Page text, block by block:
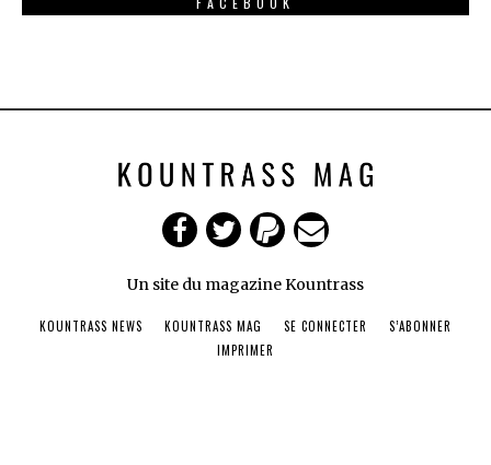
Un site du magazine Kountrass
KOUNTRASS NEWS KOUNTRASS MAG SE CONNECTER
S’ABONNER
IMPRIMER